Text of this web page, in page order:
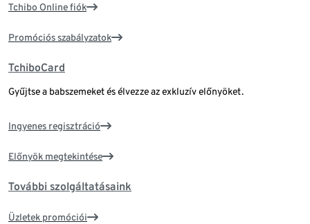
Tchibo Online fiók
Promóciós szabályzatok
TchiboCard
Gyűjtse a babszemeket és élvezze az exkluzív előnyöket.
Ingyenes regisztráció
Előnyök megtekintése
További szolgáltatásaink
Üzletek promóciói